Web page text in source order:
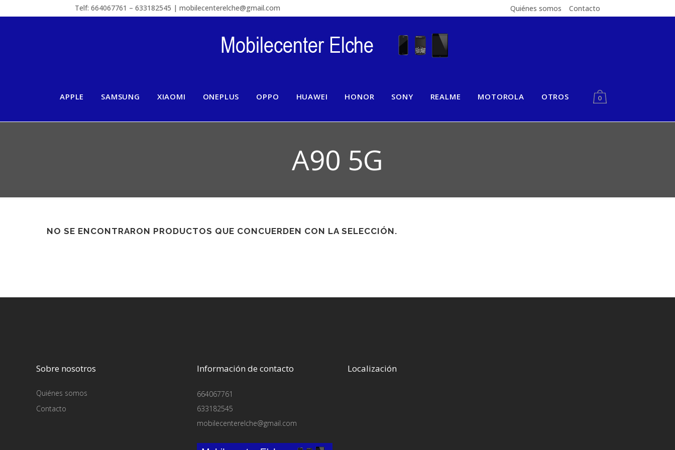
Telf: 664067761 – 633182545 | mobilecenterelche@gmail.com Quiénes somos Contacto
APPLE SAMSUNG XIAOMI ONEPLUS OPPO HUAWEI HONOR SONY REALME MOTOROLA OTROS 0
A90 5G
NO SE ENCONTRARON PRODUCTOS QUE CONCUERDEN CON LA SELECCIÓN.
Sobre nosotros
Quiénes somos
Contacto
Información de contacto
664067761
633182545
mobilecenterelche@gmail.com
Localización